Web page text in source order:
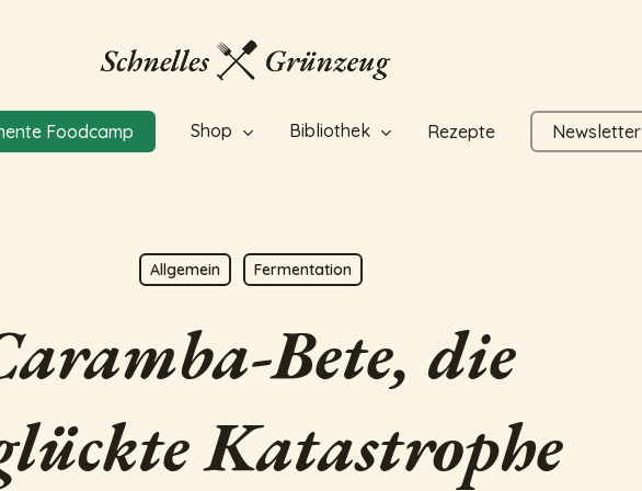
Foodcamp Shop Bibliothek Rezepte Newsletter
Allgemein Fermentation
Bete, die
Katastrophe